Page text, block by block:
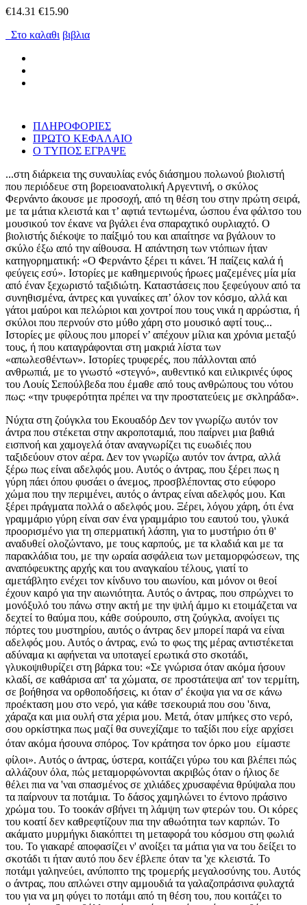
€14.31 €15.90
Στο καλαθι βιβλια
ΠΛΗΡΟΦΟΡΙΕΣ
ΠΡΩΤΟ ΚΕΦΑΛΑΙΟ
Ο ΤΥΠΟΣ ΕΓΡΑΨΕ
...στη διάρκεια της συναυλίας ενός διάσημου πολωνού βιολιστή
που περιόδευε στη βορειοανατολική Αργεντινή, ο σκύλος
Φερνάντο άκουσε με προσοχή, από τη θέση του στην πρώτη σειρά,
με τα μάτια κλειστά και τ’ αφτιά τεντωμένα, ώσπου ένα φάλτσο του
μουσικού τον έκανε να βγάλει ένα σπαραχτικό ουρλιαχτό. Ο
βιολιστής διέκοψε το παίξιμό του και απαίτησε να βγάλουν το
σκύλο έξω από την αίθουσα. Η απάντηση των ντόπιων ήταν
κατηγορηματική: «Ο Φερνάντο ξέρει τι κάνει. Ή παίζεις καλά ή
φεύγεις εσύ». Ιστορίες με καθημερινούς ήρωες μαζεμένες μία μία
από έναν ξεχωριστό ταξιδιώτη. Καταστάσεις που ξεφεύγουν από τα
συνηθισμένα, άντρες και γυναίκες απ’ όλον τον κόσμο, αλλά και
γάτοι μαύροι και πελώριοι και χοντροί που τους νικά η αρρώστια, ή
σκύλοι που περνούν στο μύθο χάρη στο μουσικό αφτί τους...
Ιστορίες με φίλους που μπορεί ν’ απέχουν μίλια και χρόνια μεταξύ
τους, ή που καταγράφονται στη μακριά λίστα των
«απωλεσθέντων». Ιστορίες τρυφερές, που πάλλονται από
ανθρωπιά, με το γνωστό «στεγνό», αυθεντικό και ειλικρινές ύφος
του Λουίς Σεπούλβεδα που έμαθε από τους ανθρώπους του νότου
πως: «την τρυφερότητα πρέπει να την προστατεύεις με σκληράδα».
Νύχτα στη ζούγκλα του Εκουαδόρ Δεν τον γνωρίζω αυτόν τον
άντρα που στέκεται στην ακροποταμιά, που παίρνει μια βαθιά
εισπνοή και χαμογελά όταν αναγνωρίζει τις ευωδιές που
ταξιδεύουν στον αέρα. Δεν τον γνωρίζω αυτόν τον άντρα, αλλά
ξέρω πως είναι αδελφός μου. Αυτός ο άντρας, που ξέρει πως η
γύρη πάει όπου φυσάει ο άνεμος, προσβλέποντας στο εύφορο
χώμα που την περιμένει, αυτός ο άντρας είναι αδελφός μου. Και
ξέρει πράγματα πολλά ο αδελφός μου. Ξέρει, λόγου χάρη, ότι ένα
γραμμάριο γύρη είναι σαν ένα γραμμάριο του εαυτού του, γλυκά
προορισμένο για τη σπερματική λάσπη, για το μυστήριο ότι θ'
αναδυθεί ολοζώντανο, με τους καρπούς, με τα κλαδιά και με τα
παρακλάδια του, με την ωραία ασφάλεια των μεταμορφώσεων, της
αναπόφευκτης αρχής και του αναγκαίου τέλους, γιατί το
αμετάβλητο ενέχει τον κίνδυνο του αιωνίου, και μόνον οι θεοί
έχουν καιρό για την αιωνιότητα. Αυτός ο άντρας, που σπρώχνει το
μονόξυλό του πάνω στην ακτή με την ψιλή άμμο κι ετοιμάζεται να
δεχτεί το θαύμα που, κάθε σούρουπο, στη ζούγκλα, ανοίγει τις
πόρτες του μυστηρίου, αυτός ο άντρας δεν μπορεί παρά να είναι
αδελφός μου. Αυτός ο άντρας, ενώ το φως της μέρας αντιστέκεται
αδύναμα κι αφήνεται να υποταγεί ερωτικά στο σκοτάδι,
γλυκοψιθυρίζει στη βάρκα του: «Σε γνώρισα όταν ακόμα ήσουν
κλαδί, σε καθάρισα απ' τα χώματα, σε προστάτεψα απ' τον τερμίτη,
σε βοήθησα να ορθοποδήσεις, κι όταν σ' έκοψα για να σε κάνω
προέκταση μου στο νερό, για κάθε τσεκουριά που σου 'δινα,
χάραζα και μια ουλή στα χέρια μου. Μετά, όταν μπήκες στο νερό,
σου ορκίστηκα πως μαζί θα συνεχίζαμε το ταξίδι που είχε αρχίσει
όταν ακόμα ήσουνα σπόρος. Τον κράτησα τον όρκο μου  είμαστε
φίλοι». Αυτός ο άντρας, ύστερα, κοιτάζει γύρω του και βλέπει πώς
αλλάζουν όλα, πώς μεταμορφώνονται ακριβώς όταν ο ήλιος δε
θέλει πια να 'ναι σπασμένος σε χιλιάδες χρυσαφένια θρύψαλα που
τα παίρνουν τα ποτάμια. Το δάσος χαμηλώνει το έντονο πράσινο
χρώμα του. Το τοοκάν σβήνει τη λάμψη των φτερών του. Οι κόρες
του κοατί δεν καθρεφτίζουν πια την αθωότητα των καρπών. Το
ακάματο μυρμήγκι διακόπτει τη μεταφορά του κόσμου στη φωλιά
του. Το γιακαρέ αποφασίζει ν' ανοίξει τα μάτια για να του δείξει το
σκοτάδι τι ήταν αυτό που δεν έβλεπε όταν τα 'χε κλειστά. Το
ποτάμι γαληνεύει, ανύποπτο της τρομερής μεγαλοσύνης του. Αυτός
ο άντρας, που απλώνει στην αμμουδιά τα γαλαζοπράσινα φυλαχτά
του για να μη φύγει το ποτάμι από τη θέση του, που κοιτάζει το